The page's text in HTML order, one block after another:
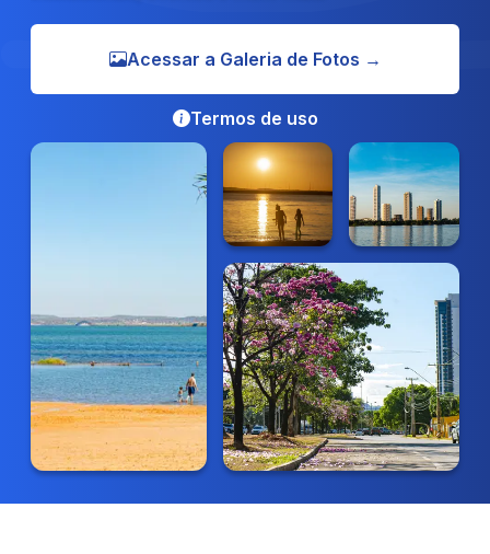
Termos de uso
Acessar a Galeria de Fotos →